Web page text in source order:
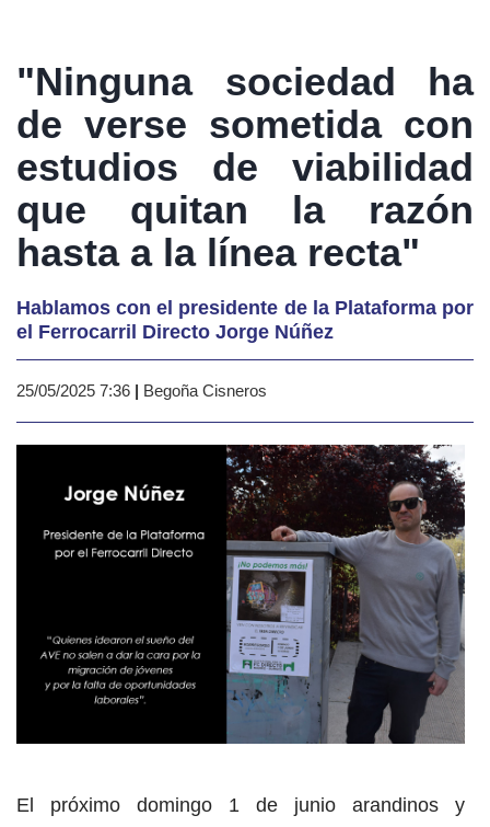
"Ninguna sociedad ha
de verse sometida con
estudios de viabilidad
que quitan la razón
hasta a la línea recta"
Hablamos con el presidente de la Plataforma por
el Ferrocarril Directo Jorge Núñez
25/05/2025 7:36 | Begoña Cisneros
El próximo domingo 1 de junio arandinos y